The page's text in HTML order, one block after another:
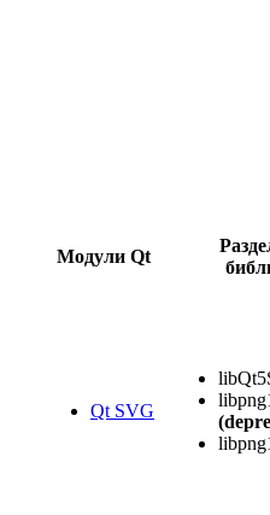
Модули Qt
Qt SVG